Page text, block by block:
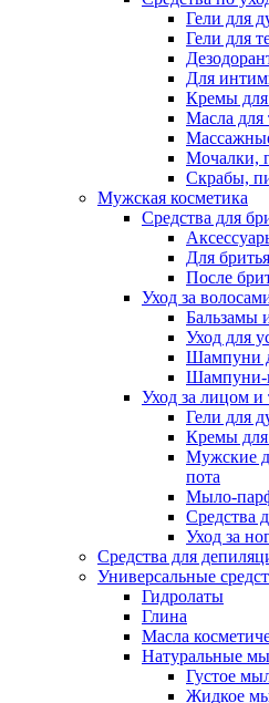
Гели для
Гели для
Для
Кремы для
Масла для
Мочалки,
Скрабы,
Мужская косметика
Средства для
Для бритья
После
Уход за
Бальзамы
Уход для
Шампуни
Шампуни-
Уход за лицом и
Гели для
Кремы
Мужские
пота
Мыло-
Средства
Уход за
Средства для
Универсальные
Гидролаты
Глина
Масла
Натуральные
Густое
Жидкое